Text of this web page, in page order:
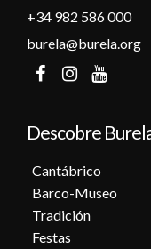
+34 982 586 000
burela@burela.org
Descobre
Cantábrico
Barco-Museo
Tradición
Festas